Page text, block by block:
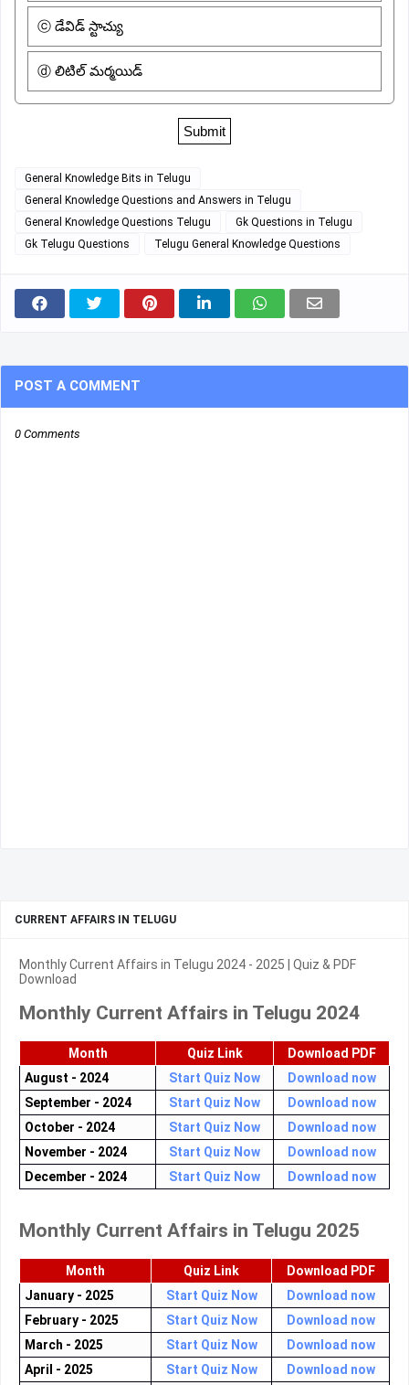
ⓒ డేవిడ్ స్టాచ్యు
ⓓ లిటిల్ మర్మయిడ్
General Knowledge Bits in Telugu
General Knowledge Questions and Answers in Telugu
General Knowledge Questions Telugu
Gk Questions in Telugu
Gk Telugu Questions
Telugu General Knowledge Questions
POST A COMMENT
0 Comments
CURRENT AFFAIRS IN TELUGU
Monthly Current Affairs in Telugu 2024 - 2025 | Quiz & PDF
Download
Monthly Current Affairs in Telugu 2024
Month Quiz Link
Download PDF
August - 2024
Start Quiz Now
Download now
September - 2024
Start Quiz Now
Download now
October - 2024
Start Quiz Now
Download now
November - 2024
Start Quiz Now
Download now
December - 2024
Start Quiz Now Download now
Monthly Current Affairs in Telugu 2025
Month Quiz Link
Download PDF
January - 2025
Start Quiz Now
Download now
February - 2025
Start Quiz Now
Download now
March - 2025
Start Quiz Now
Download now
April - 2025
Start Quiz Now
Download now